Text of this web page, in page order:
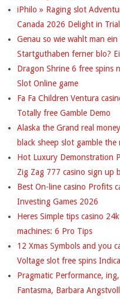
iPhilo » Raging slot
Canada 2026 Delight in
Genau so wie wahlt man
Startguthaben ferner blo?
Dragon Shrine 6 free spins
Slot Online game
Fa Fa Children Ventura
Totally free Gamble Demo
Alaska the Grand real
black sheep slot gamble
Hot Luxury Demonstration
Zig Zag 777 casino sign up
Best On-line casino Profits
Investing Games 2026
Heres Simple tips casino
machines: 6 Pro Tips
12 Xmas Symbols and you
Voltage slot free spins
Pragmatic Performance,
Fantasma, Barbara